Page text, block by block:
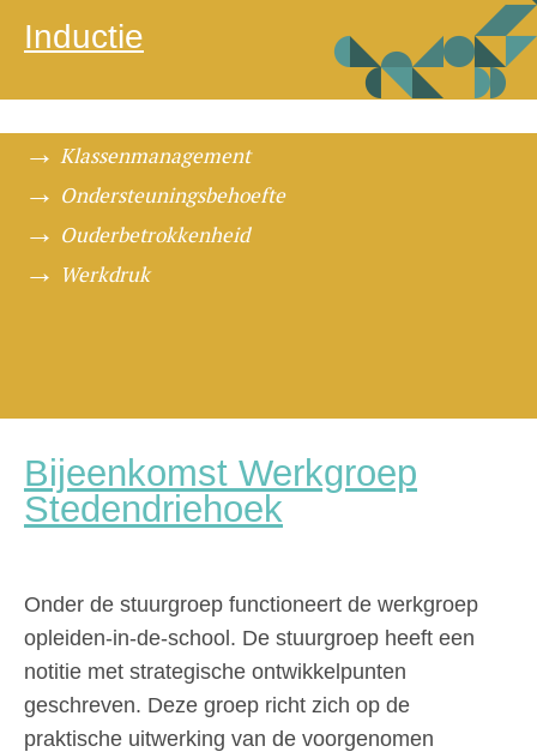
Inductie
Klassenmanagement
Ondersteuningsbehoefte
Ouderbetrokkenheid
Werkdruk
Bijeenkomst Werkgroep
Stedendriehoek
Onder de stuurgroep functioneert de werkgroep
opleiden-in-de-school. De stuurgroep heeft een
notitie met strategische ontwikkelpunten
geschreven. Deze groep richt zich op de
praktische uitwerking van de voorgenomen